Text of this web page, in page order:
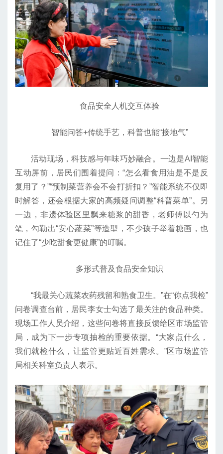
食品安全人机交互体验
智能问答+传统手艺，科普也能“接地气”
活动现场，科技感与年味巧妙融合。一边是AI智能
互动屏前，居民们围着提问：“怎么看食用油是不是反
复用了？”“预制菜营养会不会打折扣？”智能系统不仅即
时解答，还会根据大家的高频疑问调整“科普菜单”。另
一边，非遗体验区里飘来糖浆的甜香，老师傅以勺为
笔，勾勒出“安心蔬菜”等造型，不少孩子举着糖画，也
记住了“少吃甜食更健康”的叮嘱。
多形式普及食品安全知识
“我最关心蔬菜农药残留和熟食卫生。”在“你点我检”
问卷调查台前，居民李女士勾选了最关注的食品种类。
现场工作人员介绍，这些问卷将直接反馈给区市场监管
局，成为下一步专项抽检的重要依据。“大家点什么，
我们就检什么，让监管更贴近百姓需求。”区市场监管
局相关科室负责人表示。